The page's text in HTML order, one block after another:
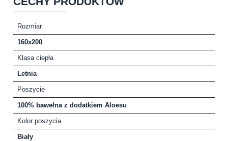
Rozmiar
160x200
Klasa ciepła
Letnia
Poszycie
100% bawełna z dodatkiem Aloesu
Kolor poszycia
Biały